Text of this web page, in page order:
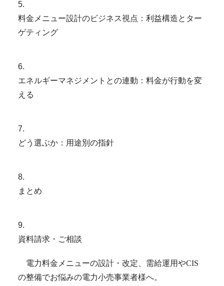
5.
料金メニュー設計のビジネス視点：利益構造とター
ゲティング
6.
エネルギーマネジメントとの連動：料金が行動を変
える
7.
どう選ぶか：用途別の指針
8.
まとめ
9.
資料請求・ご相談
電力料金メニューの設計・改定、需給運用やCIS
の整備でお悩みの電力小売事業者様へ。